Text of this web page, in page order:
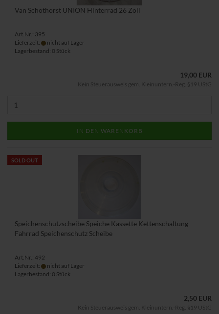
Van Schothorst UNION Hinterrad 26 Zoll
Art.Nr.: 395
Lieferzeit:
nicht auf Lager
Lagerbestand: 0 Stück
19,00 EUR
Kein Steuerausweis gem. Kleinuntern.-Reg. §19 UStG
IN DEN WARENKORB
SOLD OUT
Speichenschutzscheibe Speiche Kassette Kettenschaltung
Fahrrad Speichenschutz Scheibe
Art.Nr.: 492
Lieferzeit:
nicht auf Lager
Lagerbestand: 0 Stück
2,50 EUR
Kein Steuerausweis gem. Kleinuntern.-Reg. §19 UStG